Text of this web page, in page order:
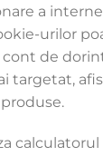
a
urilor
de
targetat,